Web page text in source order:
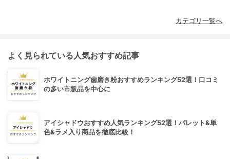
カテゴリ一覧へ
よく見られている人気おすすめ記事
ホワイトニング歯磨き粉おすすめランキング52選！口コミ
の多い市販品を中心に
アイシャドウおすすめ人気ランキング52選！パレット&単
色&ラメ入り商品を徹底比較！